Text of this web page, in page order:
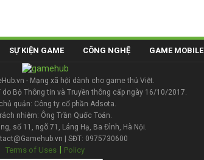
SỰ KIỆN GAME CÔNG NGHỆ GAME MOBILE
- Mạng xã hội dành cho game thủ Việt.
do Bộ Thông tin và Truyền thông cấp ngày 16/10/2017.
quản: Công ty cổ phần Adsota.
nhiệm: Ông Trần Quốc Toản.
số 11, ngõ 71, Láng Hạ, Ba Đình, Hà Nội.
| SĐT: 0975730600
Terms of Uses | Policy